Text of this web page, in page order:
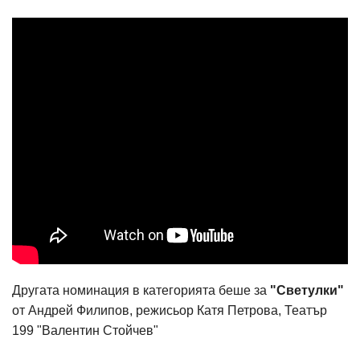
Другата номинация в категорията беше за "Светулки"
от Андрей Филипов, режисьор Катя Петрова, Театър
199 "Валентин Стойчев"